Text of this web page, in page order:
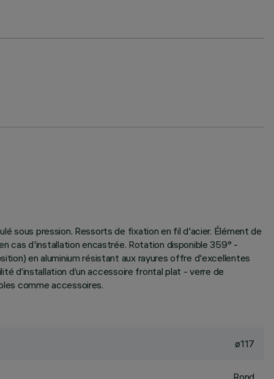
sous pression. Ressorts de fixation en fil d'acier. Élément de
cas d'installation encastrée. Rotation disponible 359° -
en aluminium résistant aux rayures offre d'excellentes
d’installation d’un accessoire frontal plat - verre de
comme accessoires.
ø117
Rond